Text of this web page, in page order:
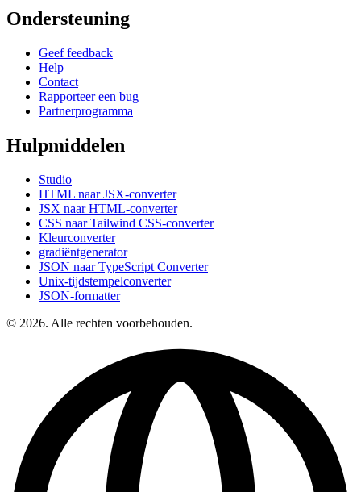
Ondersteuning
Geef feedback
Help
Contact
Rapporteer een bug
Partnerprogramma
Hulpmiddelen
Studio
HTML naar JSX-converter
JSX naar HTML-converter
CSS naar Tailwind CSS-converter
Kleurconverter
gradiëntgenerator
JSON naar TypeScript Converter
Unix-tijdstempelconverter
JSON-formatter
© 2026. Alle rechten voorbehouden.